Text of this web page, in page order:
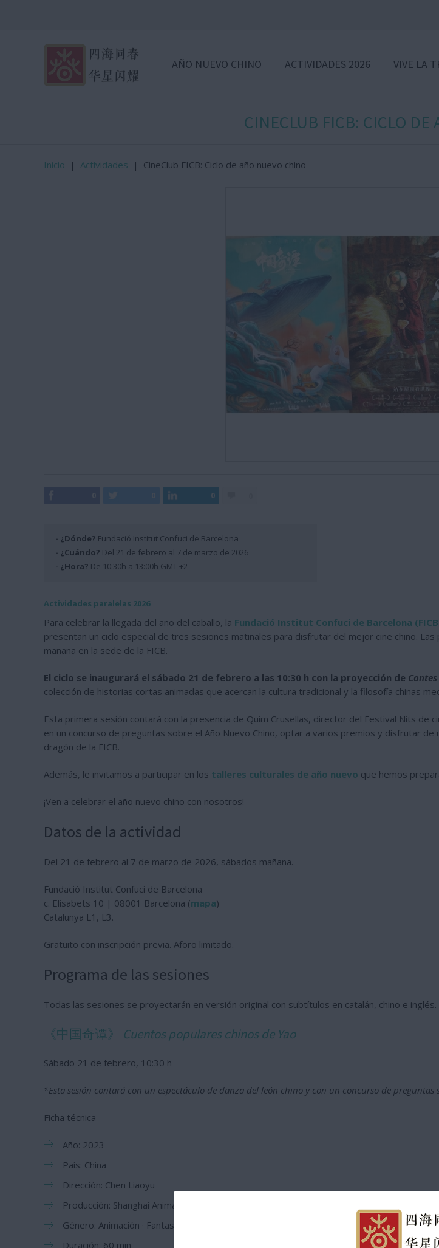
AÑO NUEVO CHINO ACTIVIDADES 2026 VIVE LA
CINECLUB FICB: CICLO DE
Inicio | Actividades | CineClub FICB: Ciclo de año nuevo chino
0
· ¿Dónde? Fundació Institut Confuci de Barcelona
· ¿Cuándo? Del 21 de febrero al 7 de marzo de 2026
· ¿Hora? De 10:30h a 13:00h GMT +2
Actividades paralelas 2026
Para celebrar la llegada del año del caballo, la Fundació Institut Confuci de Barcelona
presentan un ciclo especial de tres sesiones matinales para disfrutar del mejor cine chino.
mañana en la sede de la FICB.
El ciclo se inaugurará el sábado 21 de febrero a las 10:30 h con la proyección de
colección de historias cortas animadas que acercan la cultura tradicional y la filosofía chinas
Esta primera sesión contará con la presencia de Quim Crusellas, director del Festival Nits de
en un concurso de preguntas sobre el Año Nuevo Chino, optar a varios premios y disfrutar de
dragón de la FICB.
Además, le invitamos a participar en los talleres culturales de año nuevo que hemos
¡Ven a celebrar el año nuevo chino con nosotros!
Datos de la actividad
Del 21 de febrero al 7 de marzo de 2026, sábados mañana.
Fundació Institut Confuci de Barcelona
c. Elisabets 10 | 08001 Barcelona (mapa)
Catalunya L1, L3.
Gratuito con inscripción previa. Aforo limitado.
Programa de las sesiones
Todas las sesiones se proyectarán en versión original con subtítulos en catalán, chino e inglés.
《中国奇谭》 Cuentos populares chinos de Yao
Sábado 21 de febrero, 10:30 h
*Esta sesión contará con un espectáculo de danza del león chino y con un concurso de preguntas
Ficha técnica
Año: 2023
País: China
Dirección: Chen Liaoyu
Producción: Shanghai Animation Film Studio
Género: Animación · Fantasía · Folclore · Cuentos tradicionales
Duración: 60 min